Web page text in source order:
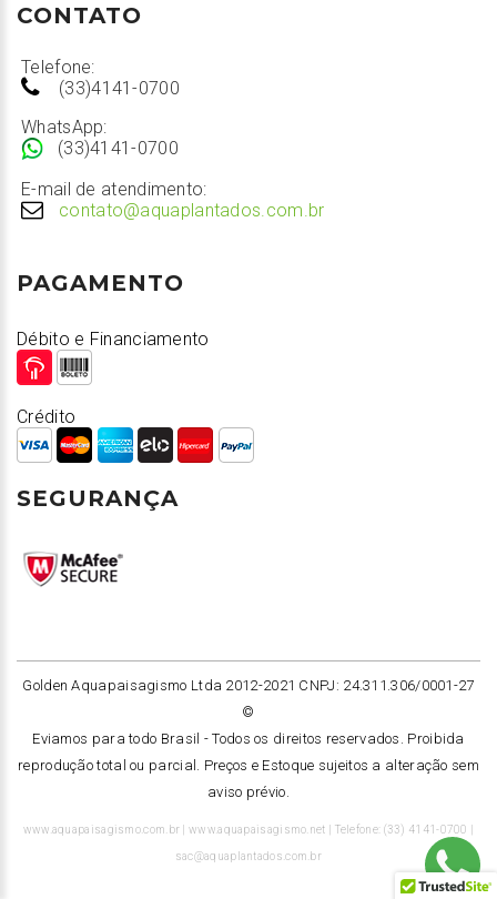
CONTATO
Telefone:
(33)4141-0700
WhatsApp:
(33)4141-0700
E-mail de atendimento:
contato@aquaplantados.com.br
PAGAMENTO
Débito e Financiamento
Crédito
SEGURANÇA
Golden Aquapaisagismo Ltda 2012-2021 CNPJ: 24.311.306/0001-27
©
Eviamos para todo Brasil -Todos os direitos reservados. Proibida
reprodução total ou parcial. Preços e Estoque sujeitos a alteração sem
aviso prévio.
www.aquapaisagismo.com.br | www.aquapaisagismo.net | Telefone: (33) 4141-0700 |
sac@aquaplantados.com.br